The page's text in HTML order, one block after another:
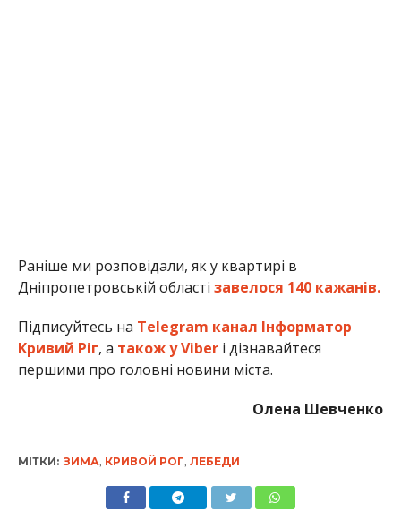
Раніше ми розповідали, як у квартирі в
Дніпропетровській області завелося 140 кажанів.
Підписуйтесь на Telegram канал Інформатор
Кривий Ріг, а також у Viberі дізнавайтеся
першими про головні новини міста.
Олена Шевченко
МІТКИ: ЗИМА, КРИВОЙ РОГ, ЛЕБЕДИ